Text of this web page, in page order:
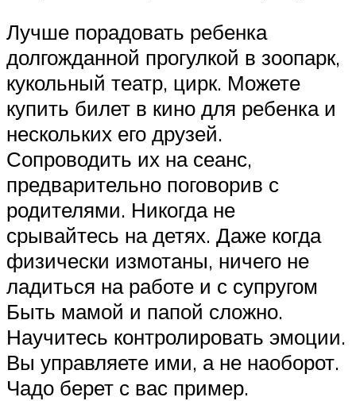
Лучше порадовать ребенка
долгожданной прогулкой в зоопарк,
кукольный театр, цирк. Можете
купить билет в кино для ребенка и
нескольких его друзей.
Сопроводить их на сеанс,
предварительно поговорив с
родителями. Никогда не
срывайтесь на детях. Даже когда
физически измотаны, ничего не
ладиться на работе и с супругом
Быть мамой и папой сложно.
Научитесь контролировать эмоции.
Вы управляете ими, а не наоборот.
Чадо берет с вас пример.